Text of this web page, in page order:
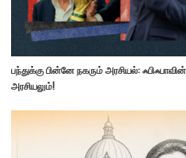
பந்துக்கு பின்னே நகரும் அரசியல்:
அரசியலும்!